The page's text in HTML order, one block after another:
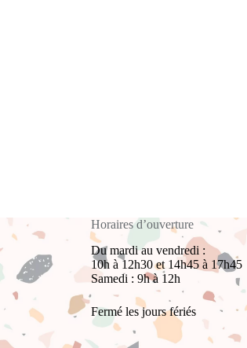
Horaires d’ouverture
Du mardi au vendredi :
10h à 12h30 et 14h45 à 17h45
Samedi : 9h à 12h
Fermé les jours fériés